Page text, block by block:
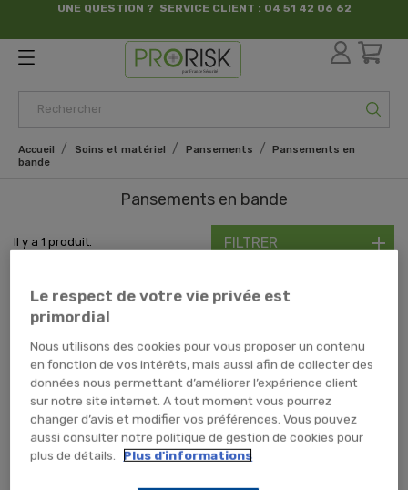
UNE QUESTION ? SERVICE CLIENT : 04 51 42 06 62
par France Sécurité
Accueil Soins et matériel Pansements
Pansements en
bande
Pansements en bande
FILTRER
Il y a 1 produit.
même la longueur du pansement en fonction de lablessure
concernée. Ces pansements en bandesont parfaitement adaptés pour un
usage d'un particulier ou professionnel. Demandez conseil à notre service
PANSEMENT AUTO ADHESIF
Le respect de votre vie privée est
primordial
Nous utilisons des cookies pour vous proposer un contenu
en fonction de vos intérêts, mais aussi afin de collecter des
données nous permettant d’améliorer l’expérience client
sur notre site internet. A tout moment vous pourrez
changer d’avis et modifier vos préférences. Vous pouvez
aussi consulter notre politique de gestion de cookies pour
plus de détails.
Plus d'informations